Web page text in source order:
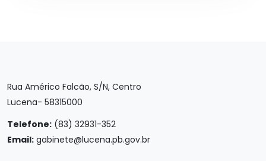
Rua Américo Falcão, S/N, Centro
Lucena- 58315000
Telefone: (83) 32931-352
Email: gabinete@lucena.pb.gov.br